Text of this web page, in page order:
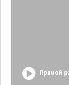
Прямой